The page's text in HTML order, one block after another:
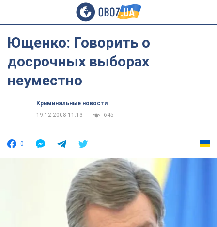
Ющенко: Говорить о
досрочных выборах
неуместно
Криминальные новости
19.12.2008 11:13
645
0